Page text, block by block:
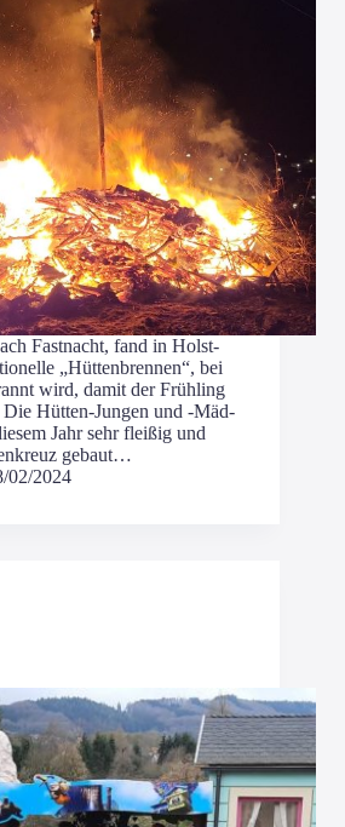
Fast­nacht, fand in Holst­
„Hüt­ten­bren­nen“, bei
wird, damit der Früh­ling
Die Hüt­­ten-Jun­­gen und ‑Mäd­
Jahr sehr flei­ßig und
gebaut…
02/2024